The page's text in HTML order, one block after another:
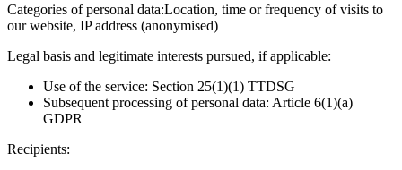
Categories of personal data:Location, time or frequency of visits to
our website, IP address (anonymised)
Legal basis and legitimate interests pursued, if applicable:
Use of the service: Section 25(1)(1) TTDSG
Subsequent processing of personal data: Article 6(1)(a)
GDPR
Recipients: